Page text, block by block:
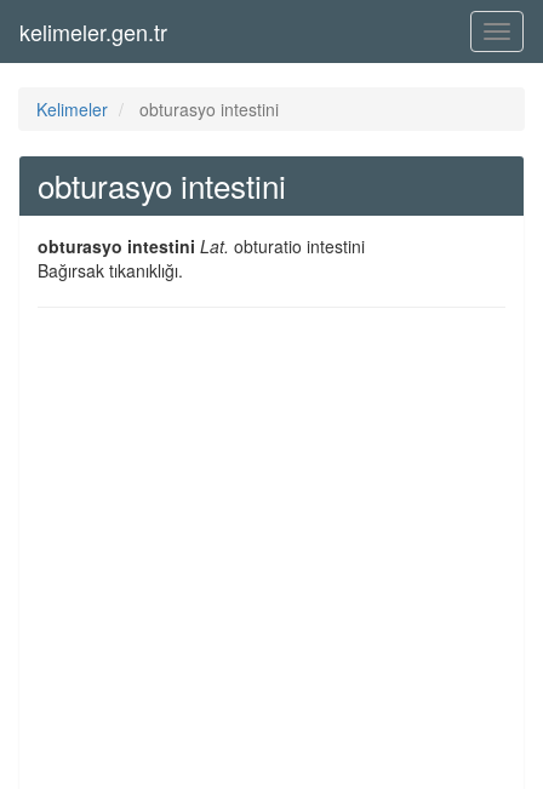
Menü
kelimeler.gen.tr
Kelimeler obturasyo intestini
obturasyo intestini
obturasyo intestini Lat. obturatio intestini
Bağırsak tıkanıklığı.